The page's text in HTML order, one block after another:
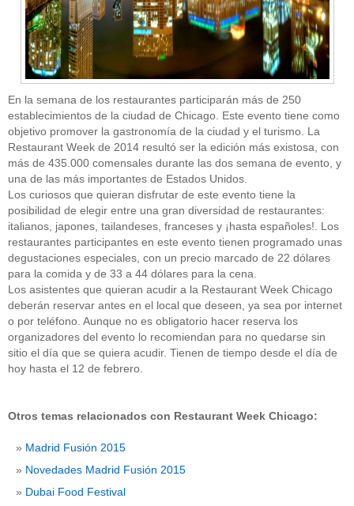
En la semana de los restaurantes participarán más de 250
establecimientos de la ciudad de Chicago. Este evento tiene como
objetivo promover la gastronomía de la ciudad y el turismo. La
Restaurant Week de 2014 resultó ser la edición más existosa, con
más de 435.000 comensales durante las dos semana de evento, y
una de las más importantes de Estados Unidos.
Los curiosos que quieran disfrutar de este evento tiene la
posibilidad de elegir entre una gran diversidad de restaurantes:
italianos, japones, tailandeses, franceses y ¡hasta españoles!. Los
restaurantes participantes en este evento tienen programado unas
degustaciones especiales, con un precio marcado de 22 dólares
para la comida y de 33 a 44 dólares para la cena.
Los asistentes que quieran acudir a la Restaurant Week Chicago
deberán reservar antes en el local que deseen, ya sea por internet
o por teléfono. Aunque no es obligatorio hacer reserva los
organizadores del evento lo recomiendan para no quedarse sin
sitio el día que se quiera acudir. Tienen de tiempo desde el día de
hoy hasta el 12 de febrero.
Otros temas relacionados con Restaurant Week Chicago:
Madrid Fusión 2015
Novedades Madrid Fusión 2015
Dubai Food Festival